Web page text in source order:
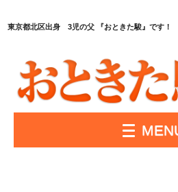
東京都北区出身 3児の父 『おときた駿』です！